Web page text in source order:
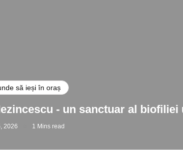
să ieși în oraș
- un sanctuar al biofiliei
2026 1 Mins read